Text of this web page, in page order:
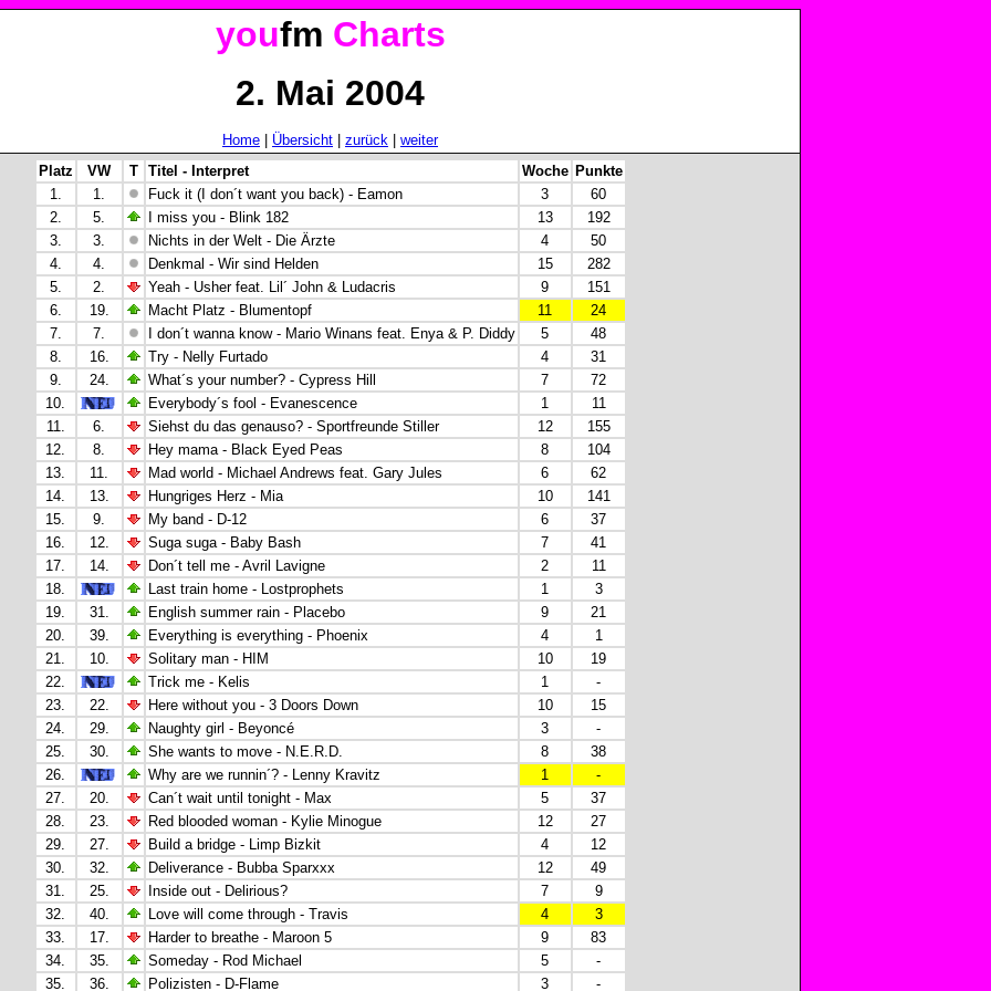
youfm Charts
2. Mai 2004
Home Übersicht zurück
weiter
Platz
VW T Titel - Interpret Woche Punkte
1.
1. Fuck it (I don´t want you back) - Eamon 3
60
2.
5. I miss you - Blink 182 13
192
3.
3. Nichts in der Welt - Die Ärzte 4
50
4.
4. Denkmal - Wir sind Helden 15
282
5.
2. Yeah - Usher feat. Lil´ John & Ludacris 9
151
6.
19. Macht Platz - Blumentopf 11
24
7.
7. I don´t wanna know - Mario Winans feat. Enya & P. Diddy 5
48
8.
16. Try - Nelly Furtado 4
31
9.
24. What´s your number? - Cypress Hill 7
72
10.
Everybody´s fool - Evanescence 1
11
11.
6. Siehst du das genauso? - Sportfreunde Stiller 12
155
12.
8. Hey mama - Black Eyed Peas 8
104
13.
11. Mad world - Michael Andrews feat. Gary Jules 6
62
14.
13. Hungriges Herz - Mia 10
141
15.
9. My band - D-12 6
37
16.
12. Suga suga - Baby Bash 7
41
17.
14. Don´t tell me - Avril Lavigne 2
11
18.
Last train home - Lostprophets 1
3
19.
31. English summer rain - Placebo 9
21
20.
39. Everything is everything - Phoenix 4
1
21.
10. Solitary man - HIM 10
19
22.
Trick me - Kelis 1
-
23.
22. Here without you - 3 Doors Down 10
15
24.
29. Naughty girl - Beyoncé 3
-
25.
30. She wants to move - N.E.R.D. 8
38
26.
Why are we runnin´? - Lenny Kravitz 1
-
27.
20. Can´t wait until tonight - Max 5
37
28.
23. Red blooded woman - Kylie Minogue 12
27
29.
27. Build a bridge - Limp Bizkit 4
12
30.
32. Deliverance - Bubba Sparxxx 12
49
31.
25. Inside out - Delirious? 7
9
32.
40. Love will come through - Travis 4
3
33.
17. Harder to breathe - Maroon 5 9
83
34.
35. Someday - Rod Michael 5
-
35.
36. Polizisten - D-Flame 3 -